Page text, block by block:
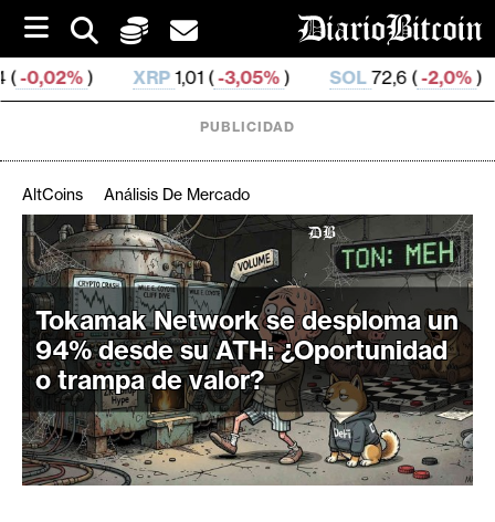
i
p
t
o
1,01 (-3,05% SOL72,6 (-2,0% TRX0,326 915 (
C
r
i
p
t
o
M
e
r
PUBLICIDAD
AltCoins Análisis De Mercado
Tokamak Network se desploma un
94% desde su ATH: ¿Oportunidad
o trampa de valor?